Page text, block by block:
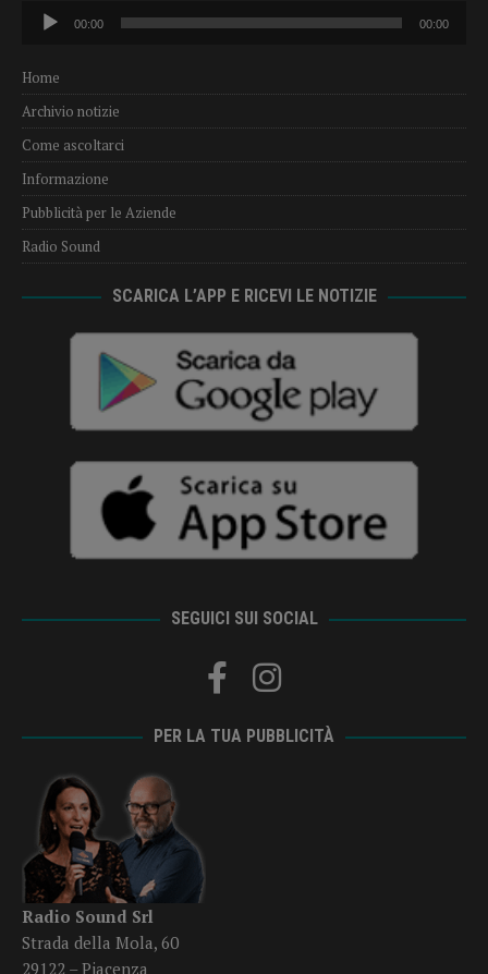
Audio
Player
00:00 00:00
Home
Archivio notizie
Come ascoltarci
Informazione
Pubblicità per le Aziende
Radio Sound
SCARICA L’APP E RICEVI LE NOTIZIE
SEGUICI SUI SOCIAL
PER LA TUA PUBBLICITÀ
Radio Sound Srl
Strada della Mola, 60
29122 – Piacenza